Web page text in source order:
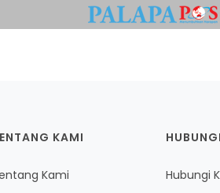
KAMI
Kami
Hubungi